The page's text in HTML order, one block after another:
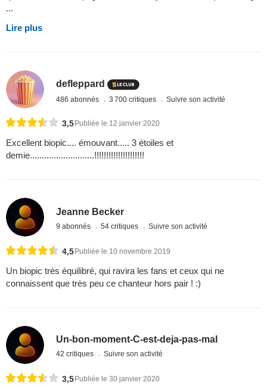
...
Lire plus
defleppard
486 abonnés 3 700 critiques Suivre son activité
3,5 Publiée le 12 janvier 2020
Excellent biopic.... émouvant..... 3 étoiles et
demie...........................!!!!!!!!!!!!!!!!!!!!!
Jeanne Becker
9 abonnés 54 critiques Suivre son activité
4,5Publiée le 10 novembre 2019
Un biopic très équilibré, qui ravira les fans et ceux qui ne
connaissent que très peu ce chanteur hors pair ! :)
Un-bon-moment-C-est-deja-pas-mal
42 critiques Suivre son activité
3,5Publiée le 30 janvier 2020